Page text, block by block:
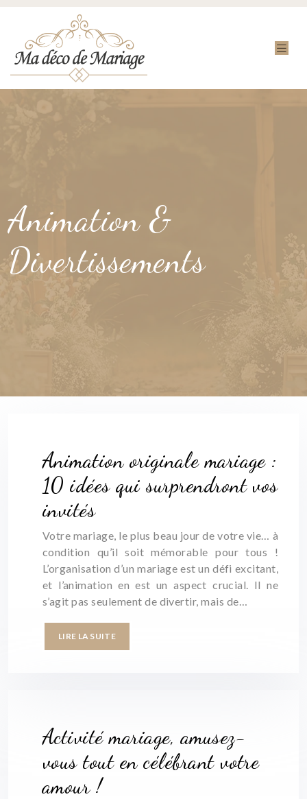
Animation &
Divertissements
Animation originale mariage :
10 idées qui surprendront vos
invités
Votre mariage, le plus beau jour de votre vie… à
condition qu’il soit mémorable pour tous !
L’organisation d’un mariage est un défi excitant,
et l’animation en est un aspect crucial. Il ne
s’agit pas seulement de divertir, mais de…
LIRE LA SUITE
Activité mariage, amusez-
vous tout en célébrant votre
amour !